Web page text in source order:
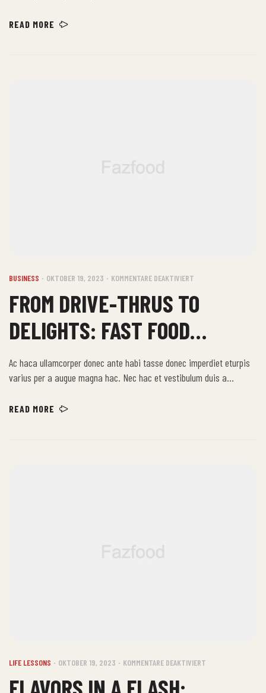
himenaeos nunc torquent euismod adipiscing adipiscing dui gravida
READ MORE
BUSINESS OKTOBER 19, 2023 KOMMENTARE DEAKTIVIERT
FROM DRIVE-THRUS TO
DELIGHTS: FAST FOOD
STORIES
Ac haca ullamcorper donec ante habi tasse donec imperdiet eturpis
varius per a augue magna hac. Nec hac et vestibulum duis a
himenaeos nunc torquent euismod adipiscing adipiscing dui gravida
READ MORE
LIFE LESSONS OKTOBER 19, 2023 KOMMENTARE DEAKTIVIERT